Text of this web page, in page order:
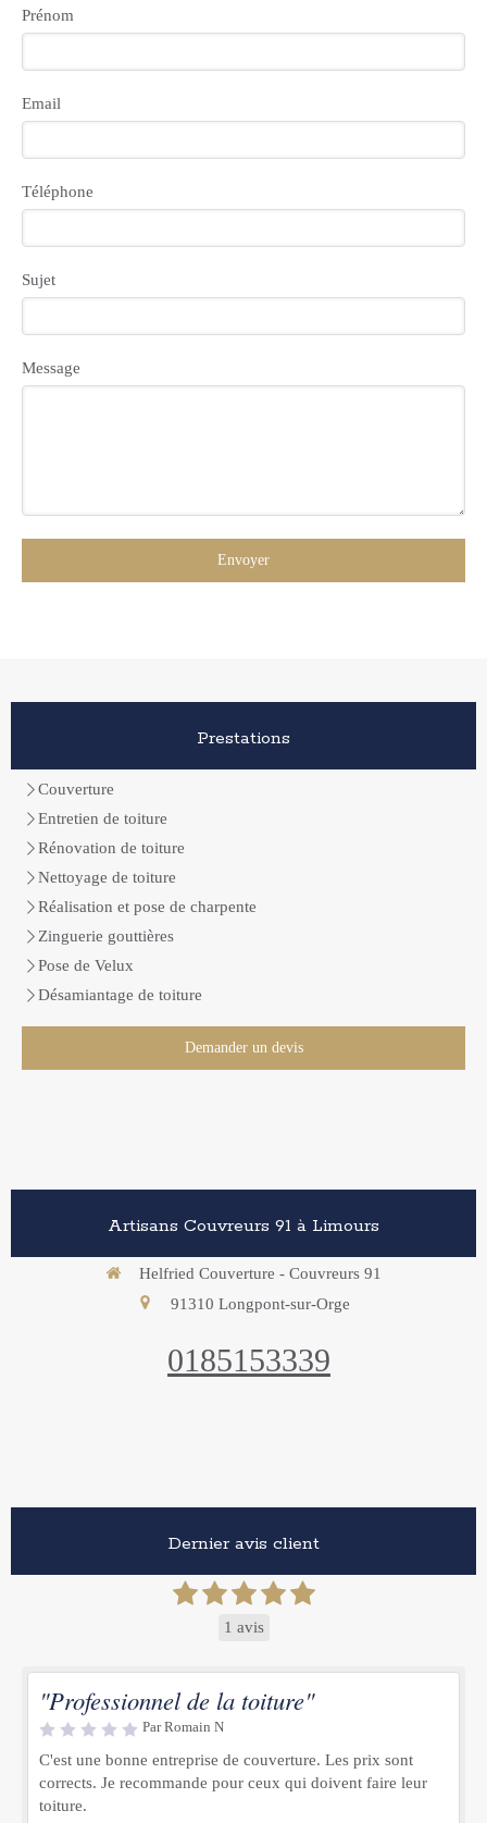
Prénom
Email
Téléphone
Sujet
Message
Envoyer
Prestations
Couverture
Entretien de toiture
Rénovation de toiture
Nettoyage de toiture
Réalisation et pose de charpente
Zinguerie gouttières
Pose de Velux
Désamiantage de toiture
Demander un devis
Artisans Couvreurs 91 à Limours
Helfried Couverture - Couvreurs 91
91310 Longpont-sur-Orge
0185153339
Dernier avis client
1 avis
"Professionnel de la toiture"
Par Romain N
C'est une bonne entreprise de couverture. Les prix sont
corrects. Je recommande pour ceux qui doivent faire leur
toiture.